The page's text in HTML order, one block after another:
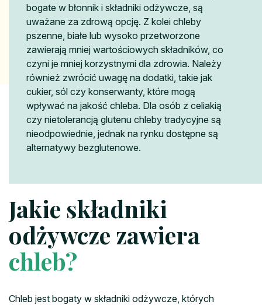
bogate w błonnik i składniki odżywcze, są
uważane za zdrową opcję. Z kolei chleby
pszenne, białe lub wysoko przetworzone
zawierają mniej wartościowych składników, co
czyni je mniej korzystnymi dla zdrowia. Należy
również zwrócić uwagę na dodatki, takie jak
cukier, sól czy konserwanty, które mogą
wpływać na jakość chleba. Dla osób z celiakią
czy nietolerancją glutenu chleby tradycyjne są
nieodpowiednie, jednak na rynku dostępne są
alternatywy bezglutenowe.
Jakie składniki
odżywcze zawiera
chleb?
Chleb jest bogaty w składniki odżywcze, których